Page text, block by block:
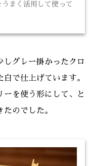
まく活用して使って
しグレー掛かったクロ
で仕上げています。
ーを使う形にして、と
のでした。